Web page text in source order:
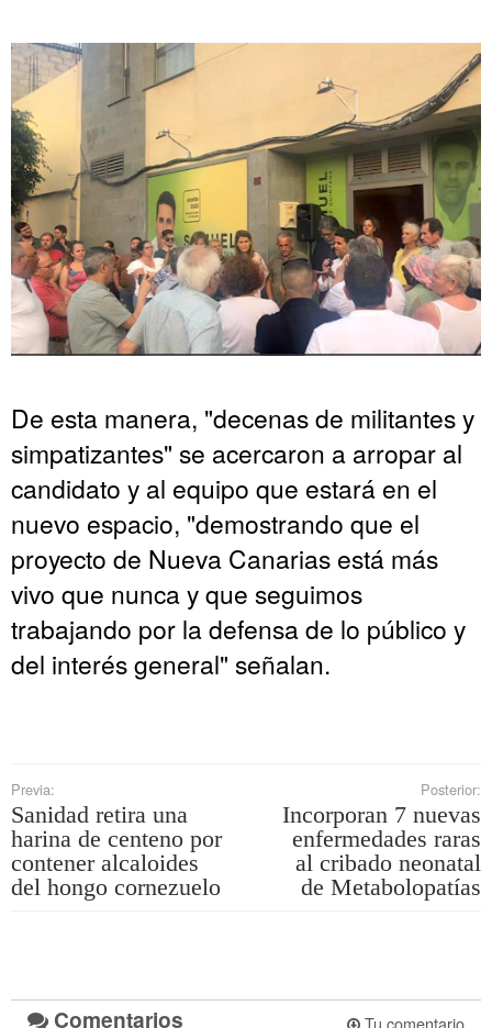
De esta manera, "decenas de militantes y
simpatizantes" se acercaron a arropar al
candidato y al equipo que estará en el
nuevo espacio, "demostrando que el
proyecto de Nueva Canarias está más
vivo que nunca y que seguimos
trabajando por la defensa de lo público y
del interés general" señalan.
Previa:
Sanidad retira una
harina de centeno por
contener alcaloides
del hongo cornezuelo
Posterior:
Incorporan 7 nuevas
enfermedades raras
al cribado neonatal
de Metabolopatías
Comentarios Tu comentario